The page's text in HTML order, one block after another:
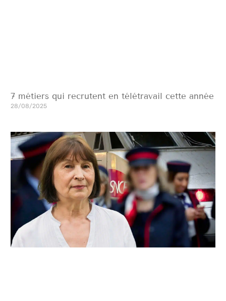
7 métiers qui recrutent en télétravail cette année
28/08/2025